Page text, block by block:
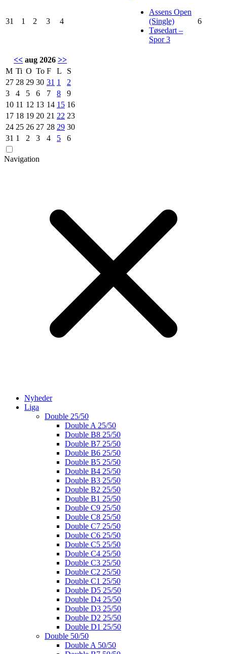
31 1 2 3 4
Assens Open
(Single)
Tøsedart –
Spor 3
6
<< aug 2026 >>
M Ti O To F L
S
27 28 29 30 31 1
2
3
4 5 6 7 8
9
10 11 12 13 14 15 16
17 18 19 20 21 22 23
24 25 26 27 28 29 30
31 1 2 3 4 5 6
Navigation
Nyheder
Liga
Double 25/50
Double A 25/50
Double B8 25/50
Double B7 25/50
Double B6 25/50
Double B5 25/50
Double B4 25/50
Double B3 25/50
Double B2 25/50
Double B1 25/50
Double C9 25/50
Double C8 25/50
Double C7 25/50
Double C6 25/50
Double C5 25/50
Double C4 25/50
Double C3 25/50
Double C2 25/50
Double C1 25/50
Double D5 25/50
Double D4 25/50
Double D3 25/50
Double D2 25/50
Double D1 25/50
Double 50/50
Double A 50/50